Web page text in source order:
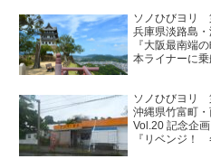
ソノひびヨリ
兵庫県淡路島
『大阪最南端
本ライナーに乗
ソノひびヨリ
沖縄県竹富町
Vol.20 記念企
『リベンジ！